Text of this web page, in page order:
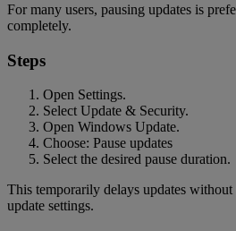
For many users, pausing updates is
completely.
Steps
Open Settings.
Select Update & Security.
Open Windows Update.
Choose: Pause updates
Select the desired pause duration.
This temporarily delays updates
update settings.